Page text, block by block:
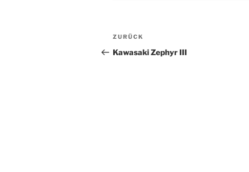
Beitragsnavigation
Vorheriger
Beitrag
ZURÜCK
Kawasaki Zephyr III